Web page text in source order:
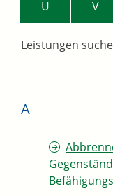
U V
Leistungen
A